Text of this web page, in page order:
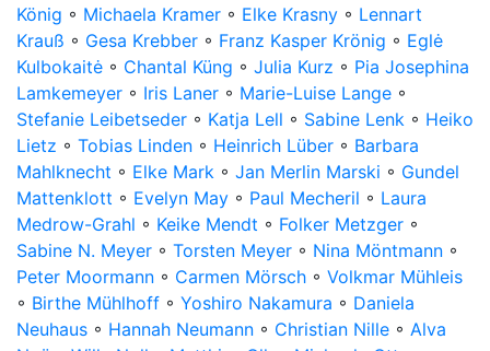
König ◦ Michaela Kramer ◦ Elke Krasny ◦ Lennart
Krauß ◦ Gesa Krebber ◦ Franz Kasper Krönig ◦ Eglė
Kulbokaitė ◦ Chantal Küng ◦ Julia Kurz ◦ Pia Josephina
Lamkemeyer ◦ Iris Laner ◦ Marie-Luise Lange ◦
Stefanie Leibetseder ◦ Katja Lell ◦ Sabine Lenk ◦ Heiko
Lietz ◦ Tobias Linden ◦ Heinrich Lüber ◦ Barbara
Mahlknecht ◦ Elke Mark ◦ Jan Merlin Marski ◦ Gundel
Mattenklott ◦ Evelyn May ◦ Paul Mecheril ◦ Laura
Medrow-Grahl ◦ Keike Mendt ◦ Folker Metzger ◦
Sabine N. Meyer ◦ Torsten Meyer ◦ Nina Möntmann ◦
Peter Moormann ◦ Carmen Mörsch ◦ Volkmar Mühleis
◦ Birthe Mühlhoff ◦ Yoshiro Nakamura ◦ Daniela
Neuhaus ◦ Hannah Neumann ◦ Christian Nille ◦ Alva